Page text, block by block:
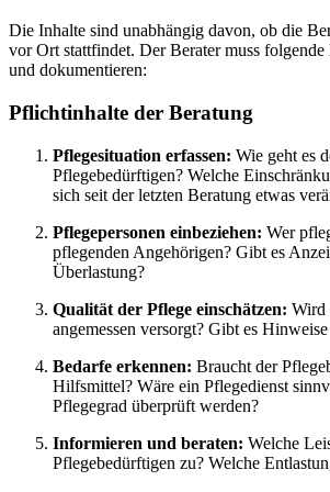
Die Inhalte sind unabhängig davon, ob die
vor Ort stattfindet. Der Berater muss folgende
und dokumentieren:
Pflichtinhalte der Beratung
Pflegesituation erfassen: Wie geht es
Pflegebedürftigen? Welche
sich seit der letzten Beratung etwas
Pflegepersonen einbeziehen: Wer
pflegenden Angehörigen? Gibt es
Überlastung?
Qualität der Pflege einschätzen: Wird
angemessen versorgt? Gibt es
Bedarfe erkennen: Braucht der
Hilfsmittel? Wäre ein Pflegedienst
Pflegegrad überprüft werden?
Informieren und beraten: Welche
Pflegebedürftigen zu? Welche